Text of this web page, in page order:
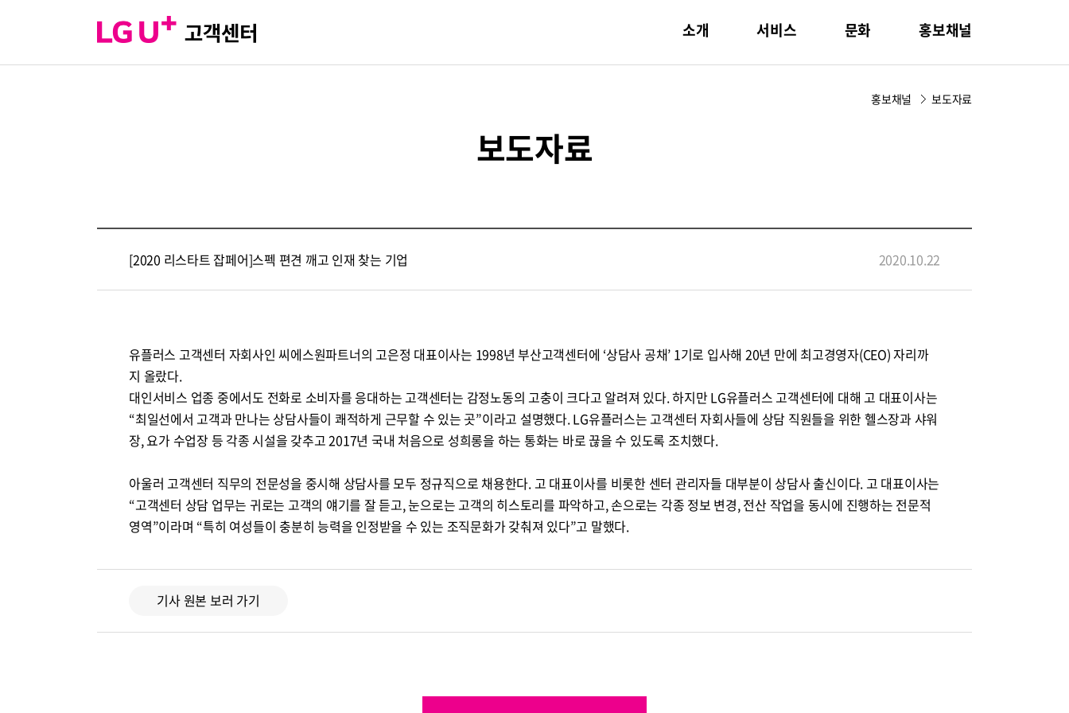
소개 서비스 문화 홍보채널
홍보채널 보도자료
보도자료
[2020 리스타트 잡페어]스펙 편견 깨고 인재 찾는 기업 2020.10.22
유플러스 고객센터 자회사인 씨에스원파트너의 고은정 대표이사는 1998년 부산고객센터에 ‘상담사 공채’ 1기로 입사해 20년 만에 최고경영자(CEO) 자리까
지 올랐다.
대인서비스 업종 중에서도 전화로 소비자를 응대하는 고객센터는 감정노동의 고충이 크다고 알려져 있다. 하지만LG유플러스 고객센터에 대해 고 대표이사는
“최일선에서 고객과 만나는 상담사들이 쾌적하게 근무할 수 있는 곳”이라고 설명했다.LG유플러스는 고객센터 자회사들에 상담 직원들을 위한 헬스장과 샤워
장, 요가 수업장 등 각종 시설을 갖추고 2017년 국내 처음으로 성희롱을 하는 통화는 바로 끊을 수 있도록 조치했다.
아울러 고객센터 직무의 전문성을 중시해 상담사를 모두 정규직으로 채용한다. 고 대표이사를 비롯한 센터 관리자들 대부분이 상담사 출신이다. 고 대표이사는
“고객센터 상담 업무는 귀로는 고객의 얘기를 잘 듣고, 눈으로는 고객의 히스토리를 파악하고, 손으로는 각종 정보 변경, 전산 작업을 동시에 진행하는 전문적
영역”이라며 “특히 여성들이 충분히 능력을 인정받을 수 있는 조직문화가 갖춰져 있다”고 말했다.
기사 원본 보러 가기